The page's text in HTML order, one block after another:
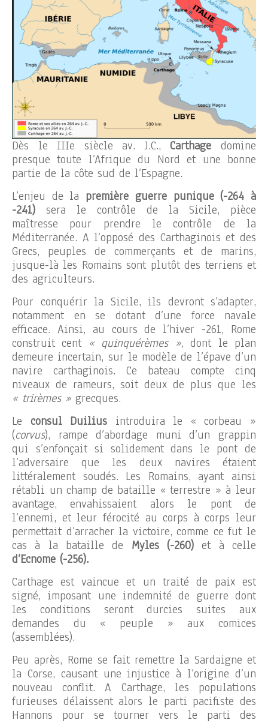
Dès le IIIe siècle av. J.C.,Carthage domine
presque toute l’Afrique du Nord et une bonne
partie de la côte sud de l’Espagne.
L’enjeu de la première guerre punique (-264 à
-241) sera le contrôle de la Sicile, pièce
maîtresse pour prendre le contrôle de la
Méditerranée. A l’opposé des Carthaginois et des
Grecs, peuples de commerçants et de marins,
jusque-là les Romains sont plutôt des terriens et
des agriculteurs.
Pour conquérir la Sicile, ils devront s’adapter,
notamment en se dotant d’une force navale
efficace. Ainsi, au cours de l’hiver -261, Rome
construit cent « quinquérèmes », dont le plan
demeure incertain, sur le modèle de l’épave d’un
navire carthaginois. Ce bateau compte cinq
niveaux de rameurs, soit deux de plus que les
« trirèmes » grecques.
Le consul Duilius introduira le « corbeau »
(corvus), rampe d’abordage muni d’un grappin
qui s’enfonçait si solidement dans le pont de
l’adversaire que les deux navires étaient
littéralement soudés. Les Romains, ayant ainsi
rétabli un champ de bataille « terrestre » à leur
avantage, envahissaient alors le pont de
l’ennemi, et leur férocité au corps à corps leur
permettait d’arracher la victoire, comme ce fut le
cas à la bataille de Myles (-260) et à celle
d’Ecnome (-256).
Carthage est vaincue et un traité de paix est
signé, imposant une indemnité de guerre dont
les conditions seront durcies suites aux
demandes du « peuple » aux comices
(assemblées).
Peu après, Rome se fait remettre la Sardaigne et
la Corse, causant une injustice à l’origine d’un
nouveau conflit. A Carthage, les populations
furieuses délaissent alors le parti pacifiste des
Hannons pour se tourner vers le parti des